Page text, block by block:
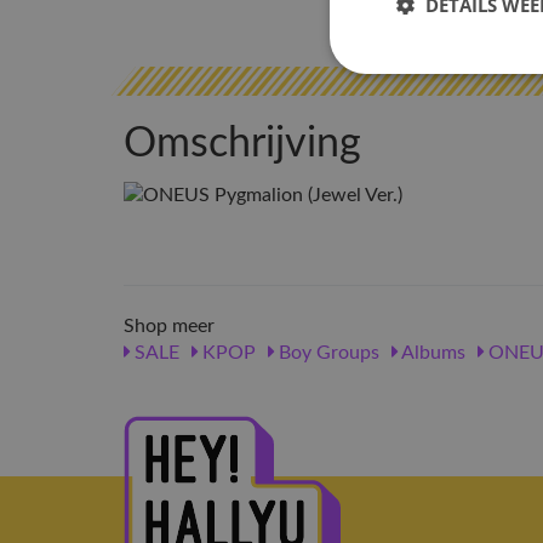
Omschrijving
Shop meer
SALE
KPOP Boy Groups Albums
DETAILS